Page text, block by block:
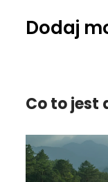
Dodaj
Co to jest